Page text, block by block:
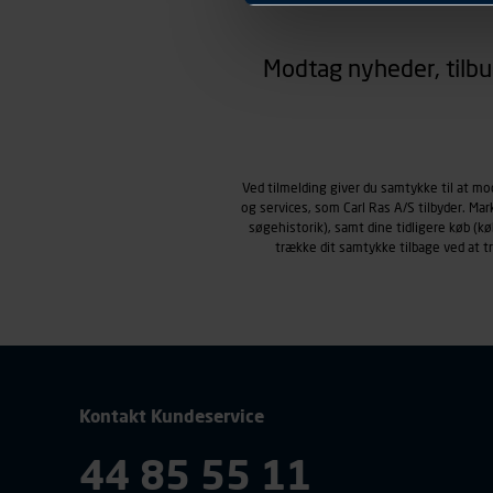
hjemmesiden ser ud eller
Markedsføringscookies
Carl Ras anvender
henblik på markedsføring,
smartphone mv.) samt de
Vi henviser endvidere til
personoplysninger.
Modtag nyheder,
Ved tilmelding giver du samtykke til at
og services, som Carl Ras A/S tilbyder.
søgehistorik), samt dine tidligere køb
trække dit samtykke tilbage ved at
Kontakt Kundeservice
44 85 55 11